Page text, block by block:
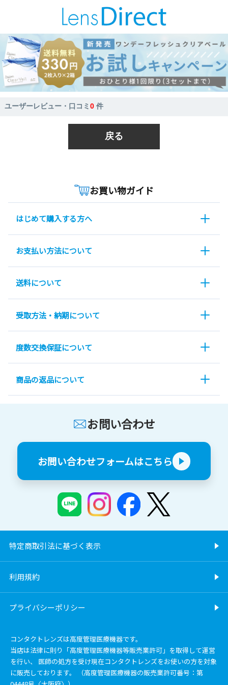
ユーザーレビュー・口コミ0 件
戻る
お買い物ガイド
はじめて購入する方へ
お支払い方法について
送料について
受取方法・納期について
度数交換保証について
商品の返品について
お問い合わせ
お問い合わせフォームはこちら
特定商取引法に基づく表示
利用規約
プライバシーポリシー
コンタクトレンズは高度管理医療機器です。
当店は法律に則り「高度管理医療機器等販売業許可」を取得して運営
を行い、 医師の処方を受け現在コンタクトレンズをお使いの方を対象
に販売しております。 （高度管理医療機器の販売業許可番号：第